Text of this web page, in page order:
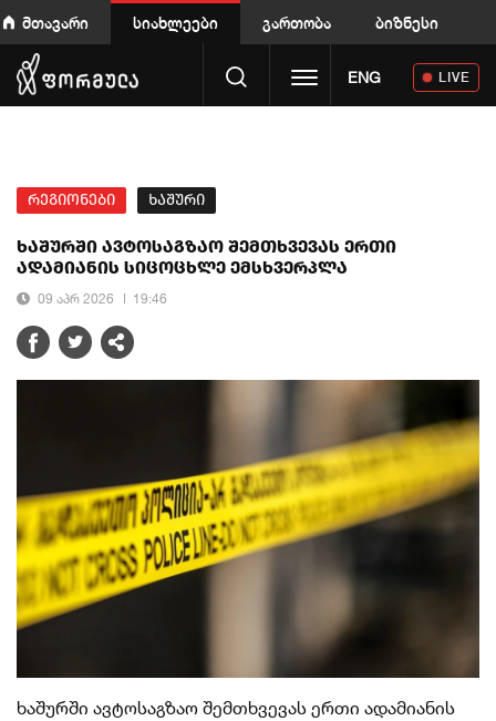
მთავარი სიახლეები გართობა ბიზნესი
Toggle navigation
ENG LIVE
რეგიონები ხაშური
ხაშურში ავტოსაგზაო შემთხვევას ერთი
ადამიანის სიცოცხლე ემსხვერპლა
09 აპრ 2026 19:46
ხაშურში ავტოსაგზაო შემთხვევას ერთი ადამიანის